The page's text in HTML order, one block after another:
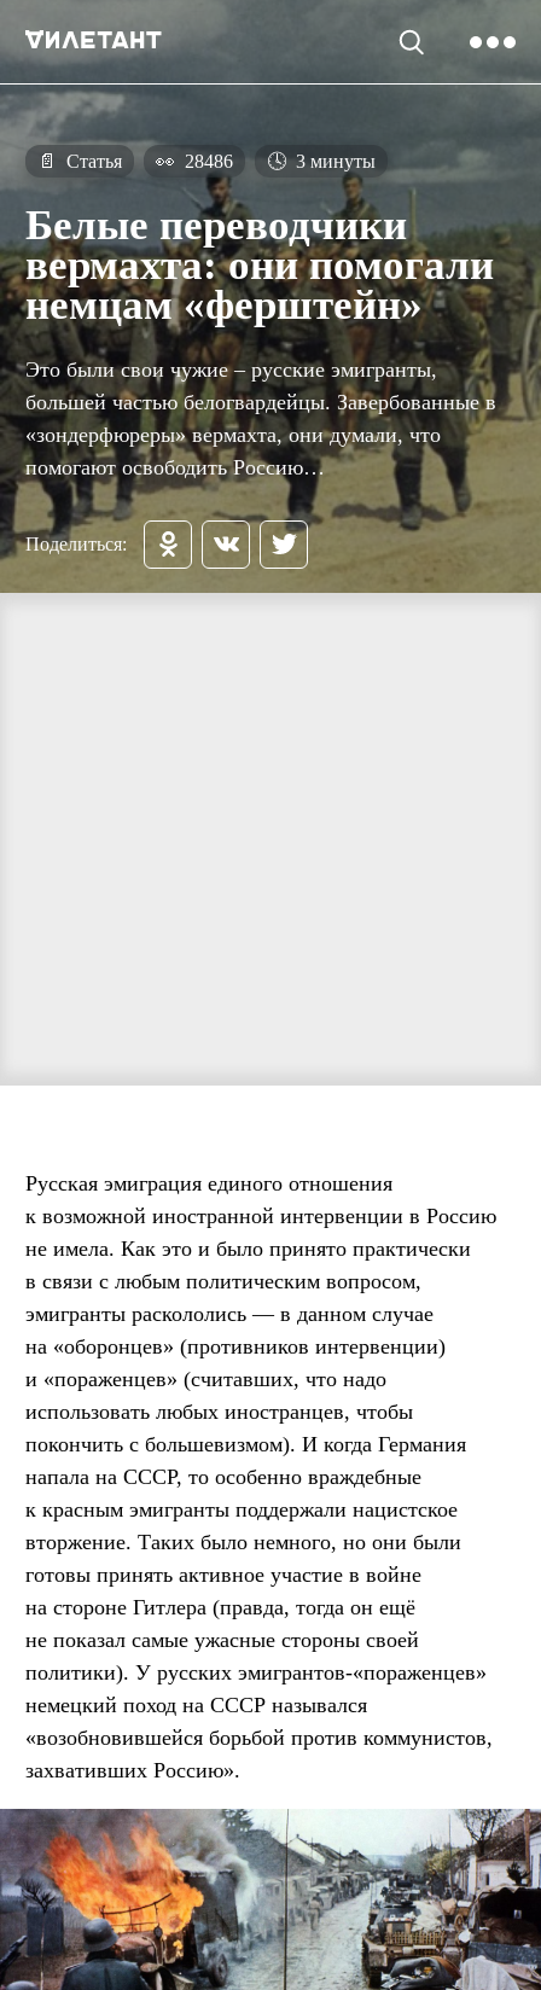
📄 Статья 👀 28486 🕓 3 минуты
Белые переводчики
вермахта: они помогали
немцам «ферштейн»
Это были свои чужие – русские эмигранты,
большей частью белогвардейцы. Завербованные в
«зондерфюреры» вермахта, они думали, что
помогают освободить Россию…
Поделиться:
Русская эмиграция единого отношения
к возможной иностранной интервенции в Россию
не имела. Как это и было принято практически
в связи с любым политическим вопросом,
эмигранты раскололись — в данном случае
на «оборонцев» (противников интервенции)
и «пораженцев» (считавших, что надо
использовать любых иностранцев, чтобы
покончить с большевизмом). И когда Германия
напала на СССР, то особенно враждебные
к красным эмигранты поддержали нацистское
вторжение. Таких было немного, но они были
готовы принять активное участие в войне
на стороне Гитлера (правда, тогда он ещё
не показал самые ужасные стороны своей
политики). У русских эмигрантов-«пораженцев»
немецкий поход на СССР назывался
«возобновившейся борьбой против коммунистов,
захвативших Россию».